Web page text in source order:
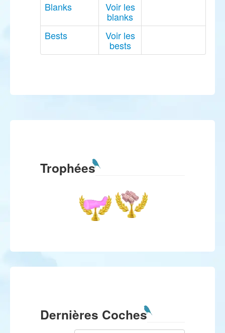
Blanks Voir les
blanks
Bests
Voir les
bests
Trophées
Dernières Coches